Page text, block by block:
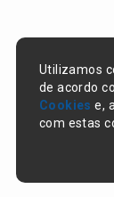
Utilizamos
de acordo
Cookies e,
com estas